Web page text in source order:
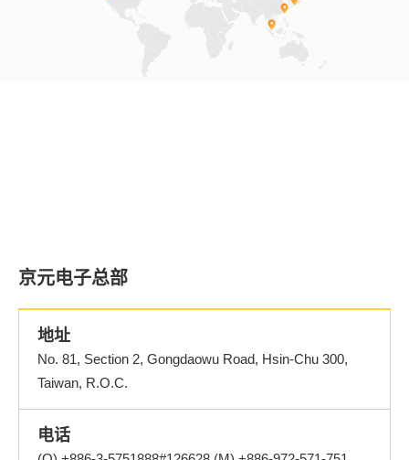
京元电子总部
地址
No. 81, Section 2, Gongdaowu Road, Hsin-Chu 300,
Taiwan, R.O.C.
电话